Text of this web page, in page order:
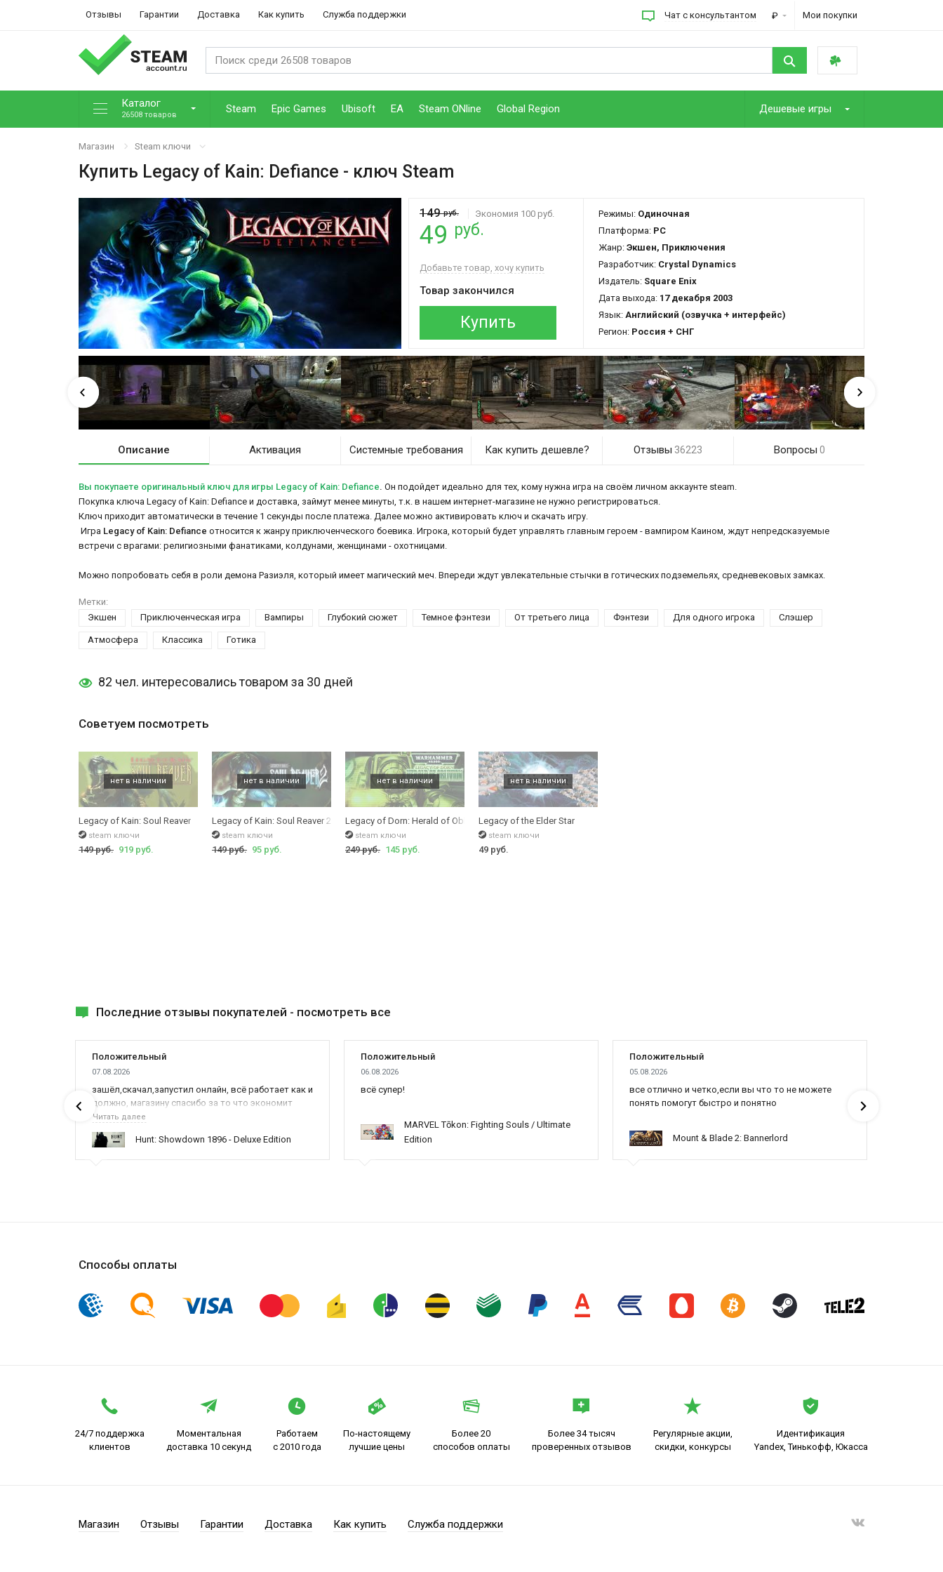
Отзывы Гарантии Доставка Как купить Служба поддержки Чат с консультантом ₽ Мои покупки
Каталог
26508 товаров Steam Epic Games Ubisoft EA Steam ONline Global Region Дешевые игры
Магазин Steam ключи
Купить Legacy of Kain: Defiance - ключ Steam
149руб. Экономия 100 руб.
49 руб.
Добавьте товар, хочу купить
Товар закончился
Купить
Режимы: Одиночная
Платформа: PC
Жанр: Экшен, Приключения
Разработчик: Crystal Dynamics
Издатель: Square Enix
Дата выхода: 17 декабря 2003
Язык: Английский (озвучка + интерфейс)
Регион: Россия + СНГ
Описание Активация Системные требования Как купить дешевле? Отзывы 36223 Вопросы 0
Вы покупаете оригинальный ключ для игры Legacy of Kain: Defiance. Он подойдет идеально для тех, кому нужна игра на своём личном аккаунте steam.
Покупка ключа Legacy of Kain: Defiance и доставка, займут менее минуты, т.к. в нашем интернет-магазине не нужно регистрироваться.
Ключ приходит автоматически в течение 1 секунды после платежа. Далее можно активировать ключ и скачать игру.
Игра Legacy of Kain: Defiance относится к жанру приключенческого боевика. Игрока, который будет управлять главным героем - вампиром Каином, ждут непредсказуемые
встречи с врагами: религиозными фанатиками, колдунами, женщинами - охотницами.
Можно попробовать себя в роли демона Разиэля, который имеет магический меч. Впереди ждут увлекательные стычки в готических подземельях, средневековых замках.
Метки:
Экшен
Приключенческая игра Вампиры Глубокий сюжет Темное фэнтези От третьего лица Фэнтези Для одного игрока Слэшер
Атмосфера Классика Готика
82 чел. интересовались товаром за 30 дней
Советуем посмотреть
Legacy of Kain: Soul Reaver
steam ключи
149 руб. 919 руб.
Legacy of Kain: Soul Reaver 2
steam ключи
149 руб. 95 руб.
Legacy of Dorn: Herald of Oblivion
steam ключи
249 руб. 145 руб.
Legacy of the Elder Star
steam ключи
49 руб.
Последние отзывы покупателей - посмотреть все
Положительный
07.08.2026
зашёл,скачал,запустил онлайн, всё работает как и
должно, магазину спасибо за то что экономит
наше время,нервы и деньги, ребята вы красава
всех только вы и оказываете помощь
Читать далее
Hunt: Showdown 1896 - Deluxe Edition
Положительный
06.08.2026
всё супер!
MARVEL Tōkon: Fighting Souls / Ultimate
Edition
Положительный
05.08.2026
все отлично и четко,если вы что то не можете
понять помогут быстро и понятно
Mount & Blade 2: Bannerlord
Способы оплаты
24/7 поддержка
клиентов
Моментальная
доставка 10 секунд
Работаем
с 2010 года
По-настоящему
лучшие цены
Более 20
способов оплаты
Более 34 тысяч
проверенных отзывов
Регулярные акции,
скидки, конкурсы
Идентификация
Yandex, Тинькофф, Юкасса
Магазин Отзывы Гарантии Доставка Как купить Служба поддержки